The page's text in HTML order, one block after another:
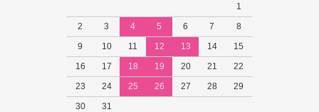
1
2
3 4 5 6 7
8
9
10 11 12 13 14
15
16
17 18 19 20 21
22
23
24 25 26 27 28
29
30
31